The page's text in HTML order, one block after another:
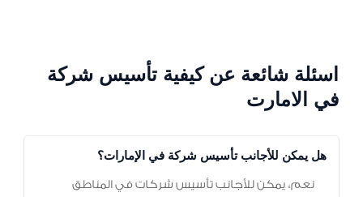
اسئلة شائعة عن كيفية تأسيس شركة
في الامارت
هل يمكن للأجانب تأسيس شركة في الإمارات؟
نعم، يمكن للأجانب تأسيس شركات في المناطق